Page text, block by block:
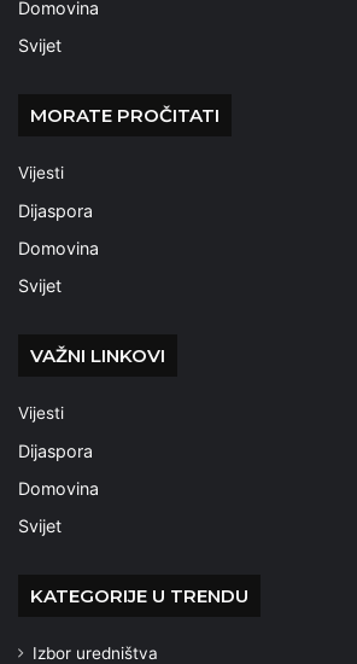
Domovina
Svijet
MORATE PROČITATI
Vijesti
Dijaspora
Domovina
Svijet
VAŽNI LINKOVI
Vijesti
Dijaspora
Domovina
Svijet
KATEGORIJE U TRENDU
Izbor uredništva